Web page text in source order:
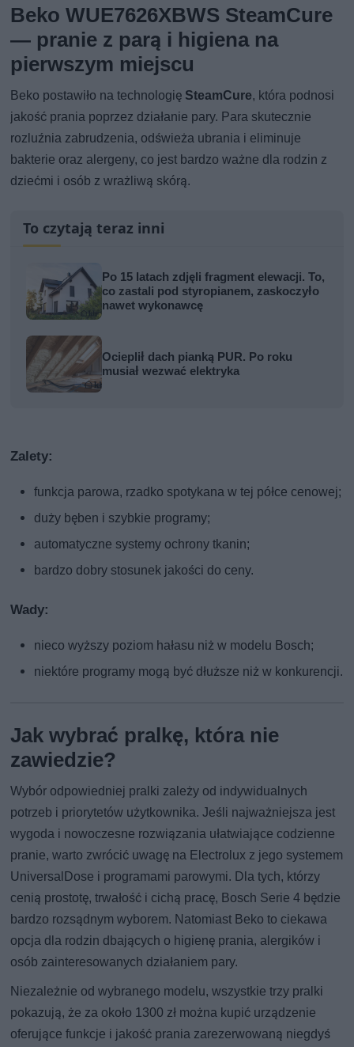
Beko WUE7626XBWS SteamCure
— pranie z parą i higiena na
pierwszym miejscu
Beko postawiło na technologię SteamCure, która podnosi
jakość prania poprzez działanie pary. Para skutecznie
rozluźnia zabrudzenia, odświeża ubrania i eliminuje
bakterie oraz alergeny, co jest bardzo ważne dla rodzin z
dziećmi i osób z wrażliwą skórą.
To czytają teraz inni
Po 15 latach zdjęli fragment elewacji. To,
co zastali pod styropianem, zaskoczyło
nawet wykonawcę
Ocieplił dach pianką PUR. Po roku
musiał wezwać elektryka
Zalety:
funkcja parowa, rzadko spotykana w tej półce cenowej;
duży bęben i szybkie programy;
automatyczne systemy ochrony tkanin;
bardzo dobry stosunek jakości do ceny.
Wady:
nieco wyższy poziom hałasu niż w modelu Bosch;
niektóre programy mogą być dłuższe niż w konkurencji.
Jak wybrać pralkę, która nie
zawiedzie?
Wybór odpowiedniej pralki zależy od indywidualnych
potrzeb i priorytetów użytkownika. Jeśli najważniejsza jest
wygoda i nowoczesne rozwiązania ułatwiające codzienne
pranie, warto zwrócić uwagę na Electrolux z jego systemem
UniversalDose i programami parowymi. Dla tych, którzy
cenią prostotę, trwałość i cichą pracę, Bosch Serie 4 będzie
bardzo rozsądnym wyborem. Natomiast Beko to ciekawa
opcja dla rodzin dbających o higienę prania, alergików i
osób zainteresowanych działaniem pary.
Niezależnie od wybranego modelu, wszystkie trzy pralki
pokazują, że za około 1300 zł można kupić urządzenie
oferujące funkcje i jakość prania zarezerwowaną niegdyś